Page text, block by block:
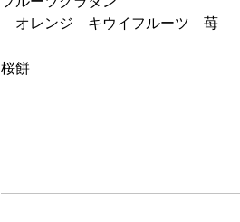
オレンジ キウイフルーツ 苺
桜餅